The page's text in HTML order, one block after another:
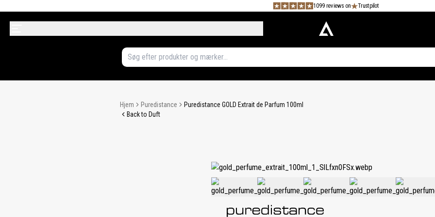
1099 reviews on Trustpilot
Hjem Puredistance
Puredistance GOLD Extrait de Parfum 100ml
Back to Duft